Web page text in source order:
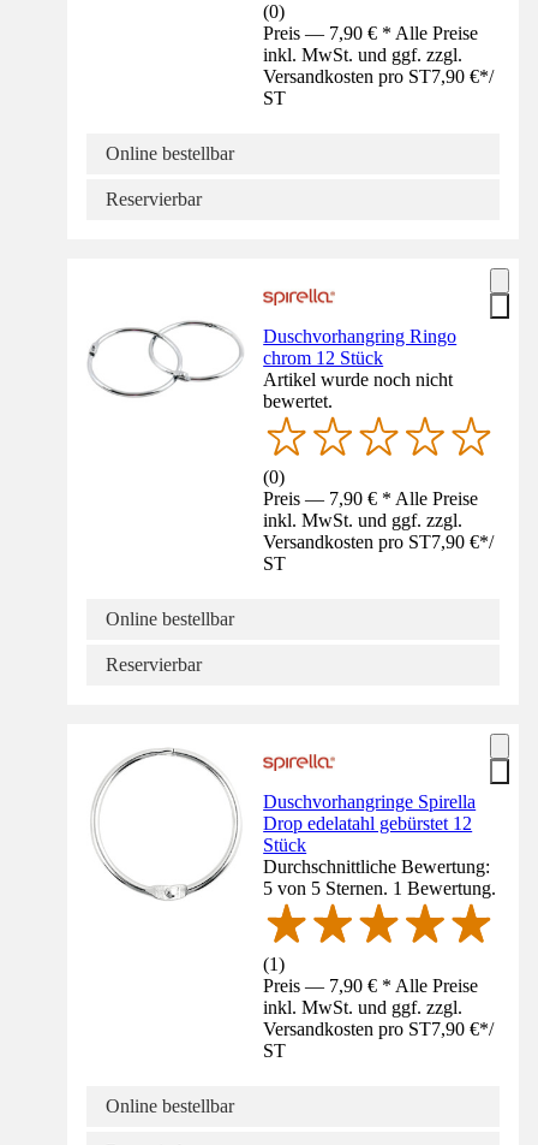
(0)
Preis — 7,90 € * Alle Preise
inkl. MwSt. und ggf. zzgl.
Versandkosten pro ST7,90 €*/
ST
Online bestellbar
Reservierbar
Duschvorhangring Ringo
chrom 12 Stück
Artikel wurde noch nicht
bewertet.
(0)
Preis — 7,90 € * Alle Preise
inkl. MwSt. und ggf. zzgl.
Versandkosten pro ST7,90 €*/
ST
Online bestellbar
Reservierbar
Duschvorhangringe Spirella
Drop edelatahl gebürstet 12
Stück
Durchschnittliche Bewertung:
5 von 5 Sternen. 1 Bewertung.
(1)
Preis — 7,90 € * Alle Preise
inkl. MwSt. und ggf. zzgl.
Versandkosten pro ST7,90 €*/
ST
Online bestellbar